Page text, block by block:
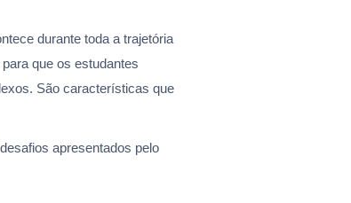
durante toda a trajetória
que os estudantes
São características que
apresentados pelo